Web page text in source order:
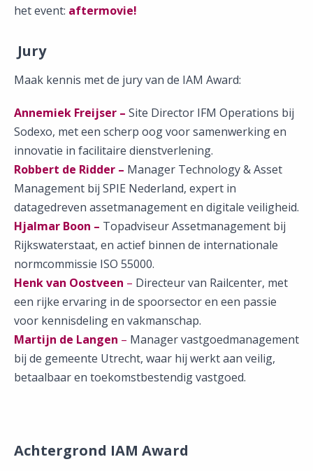
het event: aftermovie!
Jury
Maak kennis met de jury van de IAM Award:
Annemiek Freijser – Site Director IFM Operations bij
Sodexo, met een scherp oog voor samenwerking en
innovatie in facilitaire dienstverlening.
Robbert de Ridder – Manager Technology & Asset
Management bij SPIE Nederland, expert in
datagedreven assetmanagement en digitale veiligheid.
Hjalmar Boon – Topadviseur Assetmanagement bij
Rijkswaterstaat, en actief binnen de internationale
normcommissie ISO 55000.
Henk van Oostveen – Directeur van Railcenter, met
een rijke ervaring in de spoorsector en een passie
voor kennisdeling en vakmanschap.
Martijn de Langen – Manager vastgoedmanagement
bij de gemeente Utrecht, waar hij werkt aan veilig,
betaalbaar en toekomstbestendig vastgoed.
Achtergrond IAM Award